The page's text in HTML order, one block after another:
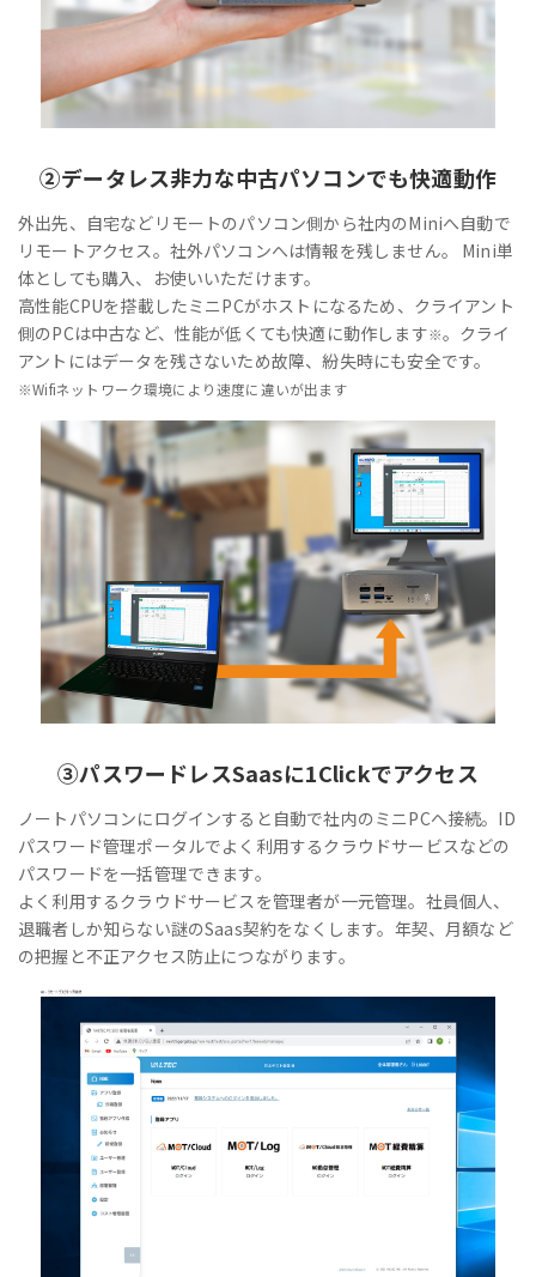
②データレス非力な中古パソコンでも快適動作
外出先、自宅などリモートのパソコン側から社内のMiniへ自動で
リモートアクセス。社外パソコンへは情報を残しません。 Mini単
体としても購入、お使いいただけます。
高性能CPUを搭載したミニPCがホストになるため、クライアント
側のPCは中古など、性能が低くても快適に動作します※。クライ
アントにはデータを残さないため故障、紛失時にも安全です。
※Wifiネットワーク環境により速度に違いが出ます
③パスワードレスSaasに1Clickでアクセス
ノートパソコンにログインすると自動で社内のミニPCへ接続。ID
パスワード管理ポータルでよく利用するクラウドサービスなどの
パスワードを一括管理できます。
よく利用するクラウドサービスを管理者が一元管理。社員個人、
退職者しか知らない謎のSaas契約をなくします。年契、月額など
の把握と不正アクセス防止につながります。